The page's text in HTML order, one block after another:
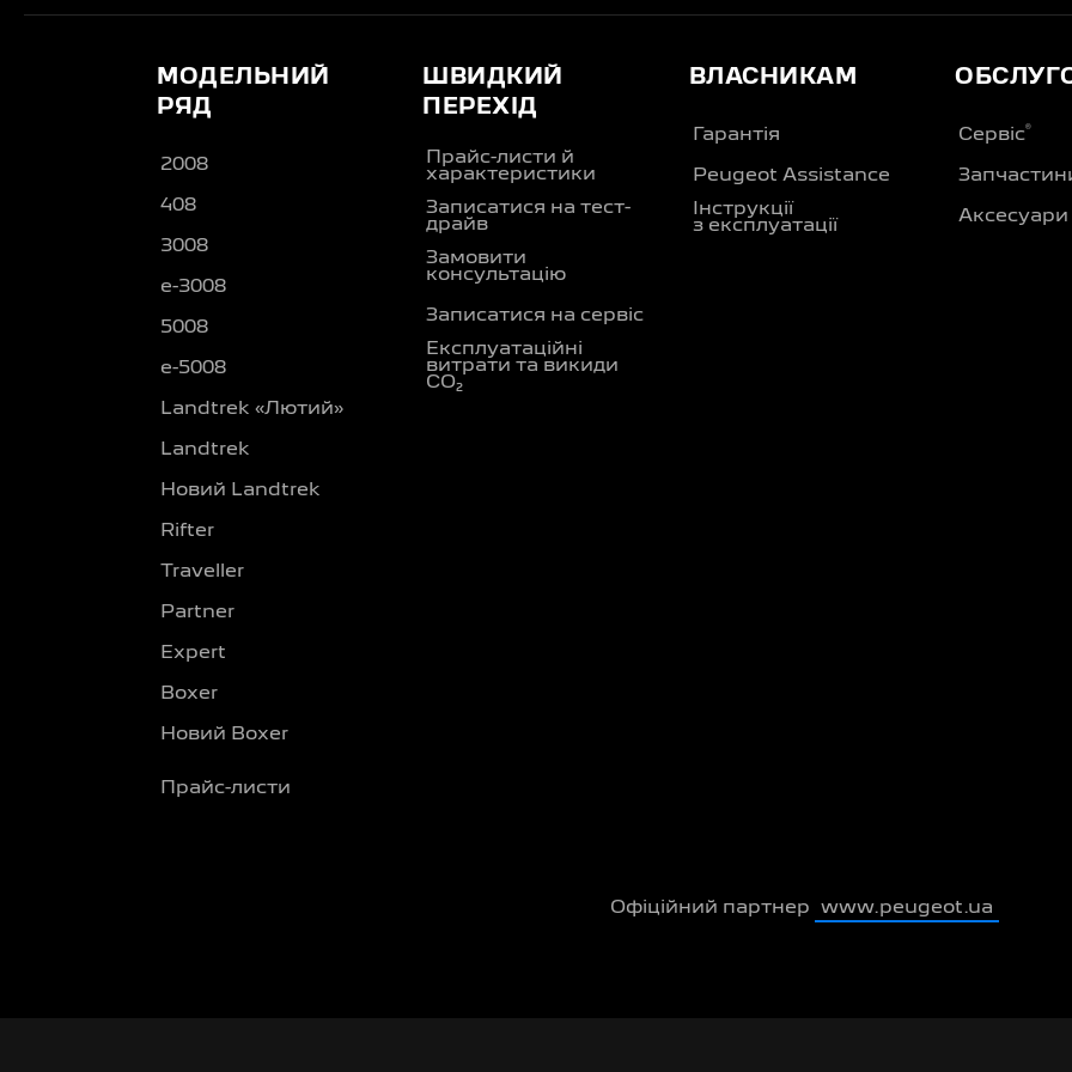
МОДЕЛЬНИЙ
РЯД
2008
408
3008
e-3008
5008
e-5008
Landtrek «Лютий»
Landtrek
Новий Landtrek
Rifter
Traveller
Partner
Expert
Boxer
Новий Boxer
Прайс-листи
ШВИДКИЙ
ПЕРЕХІД
Прайс-листи й
характеристики
Записатися на тест-
драйв
Замовити
консультацію
Записатися на сервіс
Експлуатаційні
витрати та викиди
CO₂
ВЛАСНИКАМ
Гарантія
Peugeot Assistance
Інструкції
з експлуатації
Сервіс®
Аксесуари
Офіційний партнер www.peugeot.ua